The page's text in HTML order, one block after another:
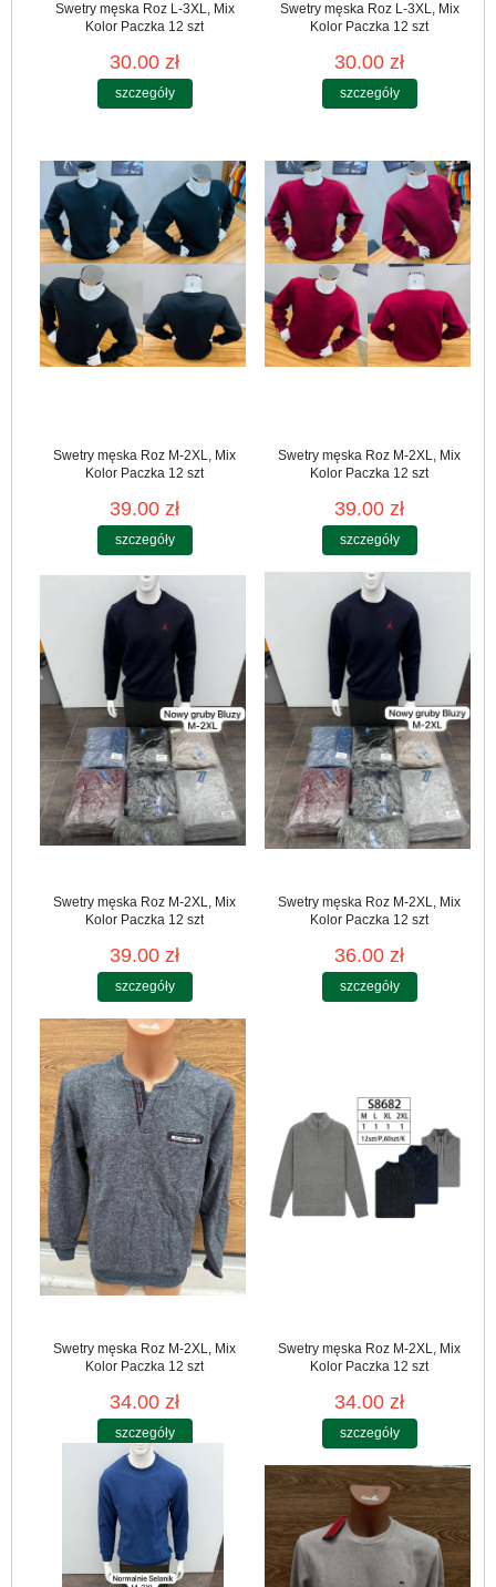
Swetry męska Roz L-3XL, Mix
Kolor Paczka 12 szt
30.00 zł
szczegóły
Swetry męska Roz L-3XL, Mix
Kolor Paczka 12 szt
30.00 zł
szczegóły
Swetry męska Roz M-2XL, Mix
Kolor Paczka 12 szt
39.00 zł
szczegóły
Swetry męska Roz M-2XL, Mix
Kolor Paczka 12 szt
39.00 zł
szczegóły
Swetry męska Roz M-2XL, Mix
Kolor Paczka 12 szt
39.00 zł
szczegóły
Swetry męska Roz M-2XL, Mix
Kolor Paczka 12 szt
36.00 zł
szczegóły
Swetry męska Roz M-2XL, Mix
Kolor Paczka 12 szt
34.00 zł
szczegóły
Swetry męska Roz M-2XL, Mix
Kolor Paczka 12 szt
34.00 zł
szczegóły